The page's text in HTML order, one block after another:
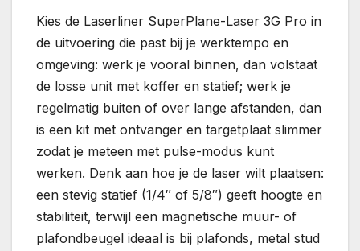
Kies de Laserliner SuperPlane-Laser 3G Pro in
de uitvoering die past bij je werktempo en
omgeving: werk je vooral binnen, dan volstaat
de losse unit met koffer en statief; werk je
regelmatig buiten of over lange afstanden, dan
is een kit met ontvanger en targetplaat slimmer
zodat je meteen met pulse-modus kunt
werken. Denk aan hoe je de laser wilt plaatsen:
een stevig statief (1/4″ of 5/8″) geeft hoogte en
stabiliteit, terwijl een magnetische muur- of
plafondbeugel ideaal is bij plafonds, metal stud